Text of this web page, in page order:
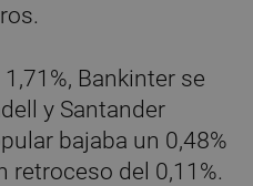
Bankinter se
y Santander
bajaba un 0,48%
retroceso del 0,11%.